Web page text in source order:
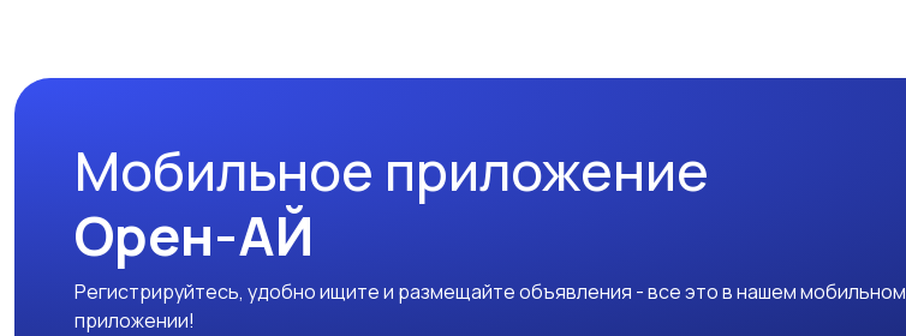
Мобильное приложение
Орен-АЙ
Регистрируйтесь, удобно ищите и размещайте объявления - все это в нашем мобильном
приложении!